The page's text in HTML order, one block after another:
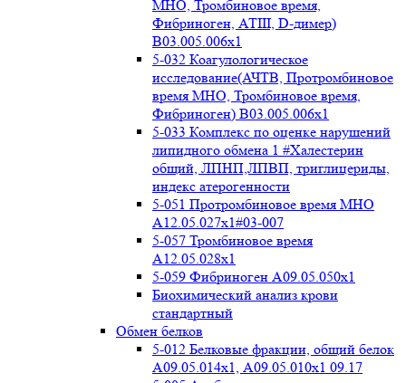
МНО, Тромбиновое время,
Фибриноген, АТIII, D-димер)
B03.005.006x1
5-032 Коагулологическое
исследование(АЧТВ, Протромбиновое
время МНО, Тромбиновое время,
Фибриноген) B03.005.006x1
5-033 Комплекс по оценке нарушений
липидного обмена 1 #Халестерин
общий, ЛПНП,ЛПВП, триглицериды,
индекс атерогенности
5-051 Протромбиновое время МНО
А12.05.027x1#03-007
5-057 Тромбиновое время
А12.05.028x1
5-059 Фибриноген А09.05.050x1
Биохимический анализ крови
стандартный
Обмен белков
5-012 Белковые фракции, общий белок
А09.05.014х1, А09.05.010х1 09.17